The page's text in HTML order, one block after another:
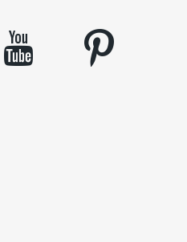
youtube
pinterest